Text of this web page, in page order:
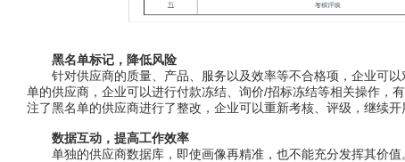
黑名单标记，降低风险
针对供应商的质量、产品、服务以及效率等不合格项，企业可以
单的供应商，企业可以进行付款冻结、询价/招标冻结等相关操作，
注了黑名单的供应商进行了整改，企业可以重新考核、评级，继续开
数据互动，提高工作效率
单独的供应商数据库，即使画像再精准，也不能充分发挥其价值